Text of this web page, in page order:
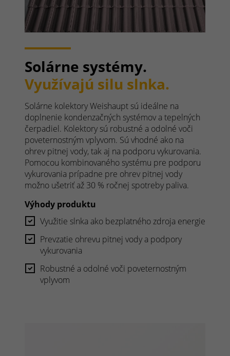
Solárne systémy.
Využívajú silu slnka.
Solárne kolektory Weishaupt sú ideálne na
doplnenie kondenzačných systémov a tepelných
čerpadiel. Kolektory sú robustné a odolné voči
poveternostným vplyvom. Sú vhodné ako na
ohrev pitnej vody, tak aj na podporu vykurovania.
Pomocou kombinovaného systému pre podporu
vykurovania prípadne pre ohrev pitnej vody
možno ušetriť až 30 % ročnej spotreby paliva.
Výhody produktu
Využitie slnka ako bezplatného zdroja energie
Prevzatie ohrevu pitnej vody a podpory
vykurovania
Robustné a odolné voči poveternostným
vplyvom